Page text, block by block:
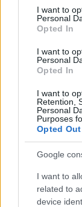
consent section.
I want to
Personal
Opted In
I want to
Personal
Opted In
I want to
Retention,
Personal
Purposes
Opted Out
Google
I want to
related to
device
Címlapfotó: